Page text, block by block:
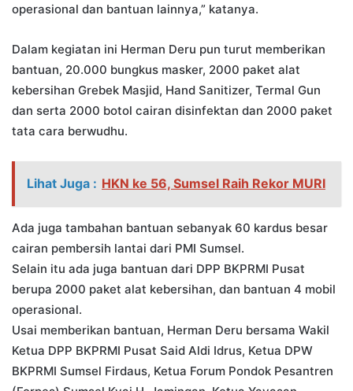
operasional dan bantuan lainnya,” katanya.
Dalam kegiatan ini Herman Deru pun turut memberikan
bantuan, 20.000 bungkus masker, 2000 paket alat
kebersihan Grebek Masjid, Hand Sanitizer, Termal Gun
dan serta 2000 botol cairan disinfektan dan 2000 paket
tata cara berwudhu.
Lihat Juga : HKN ke 56, Sumsel Raih Rekor MURI
Ada juga tambahan bantuan sebanyak 60 kardus besar
cairan pembersih lantai dari PMI Sumsel.
Selain itu ada juga bantuan dari DPP BKPRMI Pusat
berupa 2000 paket alat kebersihan, dan bantuan 4 mobil
operasional.
Usai memberikan bantuan, Herman Deru bersama Wakil
Ketua DPP BKPRMI Pusat Said Aldi Idrus, Ketua DPW
BKPRMI Sumsel Firdaus, Ketua Forum Pondok Pesantren